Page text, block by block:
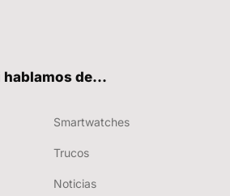
hablamos de...
Smartwatches
Trucos
Noticias